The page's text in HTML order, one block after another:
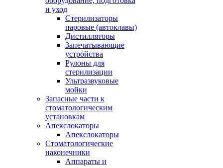
и уход
Стерилизаторы
паровые (автоклавы)
Дистилляторы
Запечатывающие
устройства
Рулоны для
стерилизации
Ультразвуковые
мойки
Запасные части к
стоматологическим
установкам
Апекслокаторы
Апекслокаторы
Стоматологические
наконечники
Аппараты и